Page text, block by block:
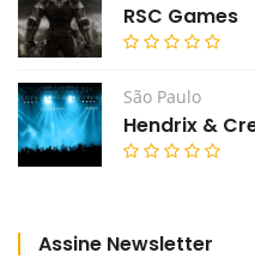
RSC Games
São Paulo
Hendrix &
Assine Newsletter